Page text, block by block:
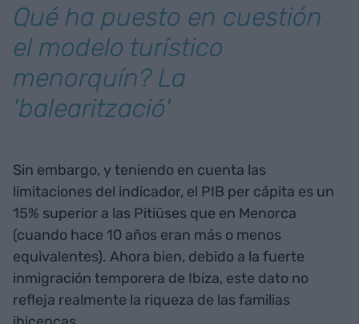
Qué ha puesto en cuestión
el modelo turístico
menorquín? La
'balearització'
Sin embargo, y teniendo en cuenta las
limitaciones del indicador, el PIB per cápita es un
15% superior a las Pitiüses que en Menorca
(cuando hace 10 años eran más o menos
equivalentes). Ahora bien, debido a la fuerte
inmigración temporera de Ibiza, este dato no
refleja realmente la riqueza de las familias